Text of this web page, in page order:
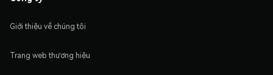
Giới thiệu về chúng tôi
Trang web thương hiệu